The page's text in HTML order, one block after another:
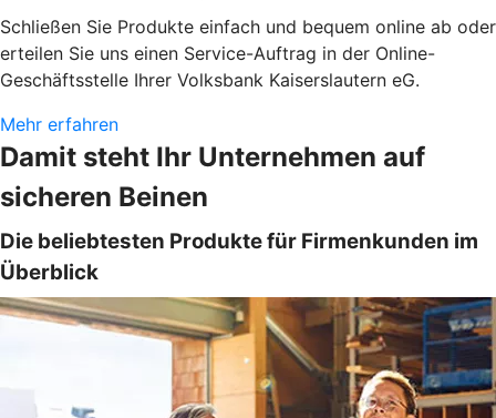
Schließen Sie Produkte einfach und bequem online ab oder
erteilen Sie uns einen Service-Auftrag in der Online-
Geschäftsstelle Ihrer Volksbank Kaiserslautern eG.
Mehr erfahren
Damit steht Ihr Unternehmen auf
sicheren Beinen
Die beliebtesten Produkte für Firmenkunden im
Überblick